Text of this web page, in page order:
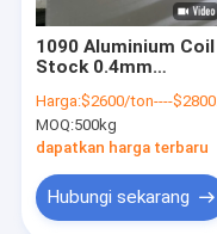
1090 Aluminium Coil
Stock 0.4mm
Dekorasi
Harga:$2600/ton----$2800/ton
MOQ:500kg
dapatkan harga terbaru
Hubungi sekarang